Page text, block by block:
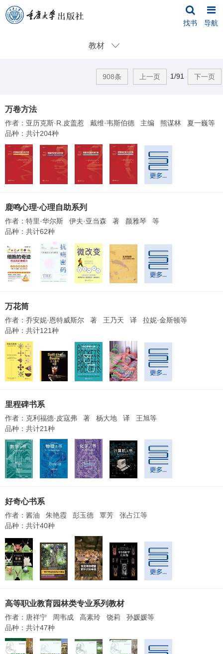
找书 导航
教材
908条 上一页 1/91 下一页
万卷方法
作者：亚历克斯·R.皮盖惹 戴维·韦斯伯德 主编 熊谋林 夏一巍等
品种：共计204种
鹿鸣心理·心理自助系列
作者：特里·华尔斯 伊夫·亚当森 著 颜雅琴 等
品种：共计62种
万花筒
作者：乔安妮·恩特威斯尔 著 王乃天 译 拉妮·金斯顿等
品种：共计121种
里程碑书系
作者：克利福德·皮寇弗 著 杨大地 译 王旭等
品种：共计21种
好奇心书系
作者：酱油 朱艳霞 彭玉德 覃芳 张占江等
品种：共计40种
高等职业教育园林类专业系列教材
作者：唐祥宁 周韦成 高素玲 饶莉 孙媛媛等
品种：共计47种